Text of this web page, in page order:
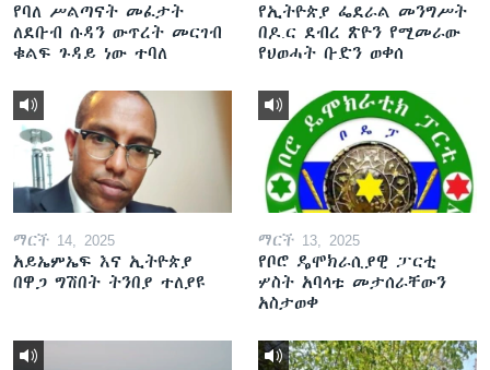
የባለ ሥልጣናት መፈታት
ለደቡብ ሱዳን ውጥረት መርገብ
ቁልፍ ጉዳይ ነው ተባለ
የኢትዮጵያ ፌደራል መንግሥት
በዶ.ር ደብረ ጽዮን የሚመራው
የህወሓት ቡድን ወቀሰ
ማርች 14, 2025
አይኤምኤፍ እና ኢትዮጵያ
በዋጋ ግሽበት ትንበያ ተለያዩ
ማርች 13, 2025
የቦሮ ዴሞክራሲያዊ ፓርቲ
ሦስት አባላቱ መታሰራቸውን
አስታወቀ